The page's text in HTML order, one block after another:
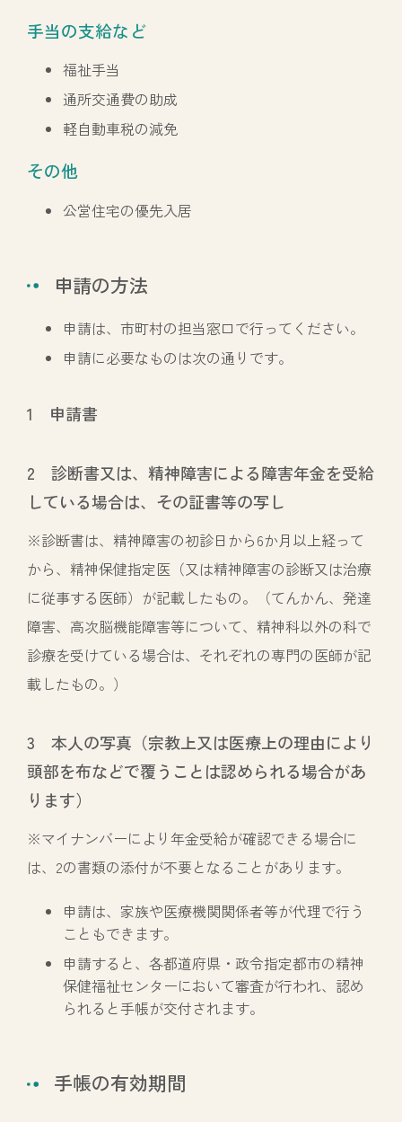
手当の支給など
福祉手当
通所交通費の助成
軽自動車税の減免
その他
公営住宅の優先入居
申請の方法
申請は、市町村の担当窓口で行ってください。
申請に必要なものは次の通りです。
1 申請書
2 診断書又は、精神障害による障害年金を受給
している場合は、その証書等の写し
※診断書は、精神障害の初診日から6か月以上経って
から、精神保健指定医（又は精神障害の診断又は治療
に従事する医師）が記載したもの。（てんかん、発達
障害、高次脳機能障害等について、精神科以外の科で
診療を受けている場合は、それぞれの専門の医師が記
載したもの。）
3 本人の写真（宗教上又は医療上の理由により
頭部を布などで覆うことは認められる場合があ
ります）
※マイナンバーにより年金受給が確認できる場合に
は、2の書類の添付が不要となることがあります。
申請は、家族や医療機関関係者等が代理で行う
こともできます。
申請すると、各都道府県・政令指定都市の精神
保健福祉センターにおいて審査が行われ、認め
られると手帳が交付されます。
手帳の有効期間